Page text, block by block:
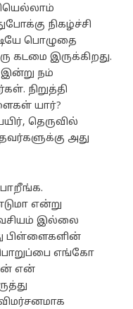
நிகழ்ச்சி
பொழுதை
கடமை இருக்கிறது.
இன்று நம்
நிறுத்தி
யார்?
தெருவில்
அது
என்று
இல்லை
பிள்ளைகளின்
எங்கோ
என்